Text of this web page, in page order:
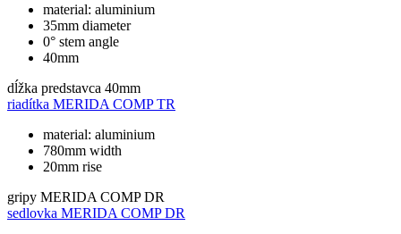
material: aluminium
35mm diameter
0° stem angle
40mm
dĺžka predstavca 40mm
riadítka MERIDA COMP TR
material: aluminium
780mm width
20mm rise
gripy MERIDA COMP DR
sedlovka MERIDA COMP DR